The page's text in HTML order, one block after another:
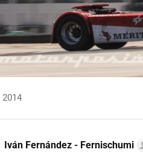
2014
Iván Fernández - Fernischumi